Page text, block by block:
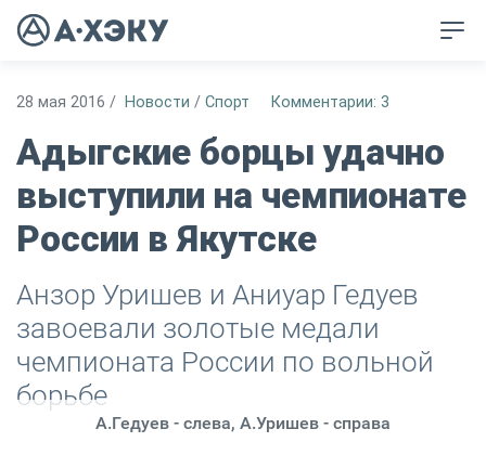
28 мая 2016 / Новости / Спорт Комментарии: 3
Адыгские борцы удачно
выступили на чемпионате
России в Якутске
Анзор Уришев и Аниуар Гедуев
завоевали золотые медали
чемпионата России по вольной
борьбе
А.Гедуев - слева, А.Уришев - справа